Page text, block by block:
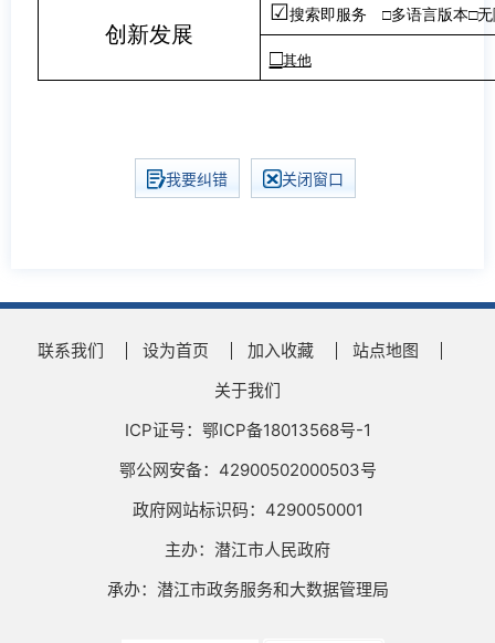
创新发展
☑搜索即服务 □多语言版本□
□其他
我要纠错 关闭窗口
联系我们 设为首页 加入收藏
站点地图
关于我们
ICP证号：鄂ICP备18013568号-1
鄂公网安备：42900502000503号
政府网站标识码：4290050001
主办：潜江市人民政府
承办：潜江市政务服务和大数据管理局